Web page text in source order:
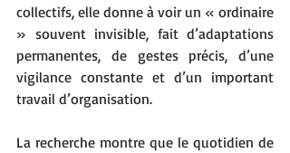
collectifs, elle donne à voir un « ordinaire
» souvent invisible, fait d’adaptations
permanentes, de gestes précis, d’une
vigilance constante et d’un important
travail d’organisation.
La recherche montre que le quotidien de